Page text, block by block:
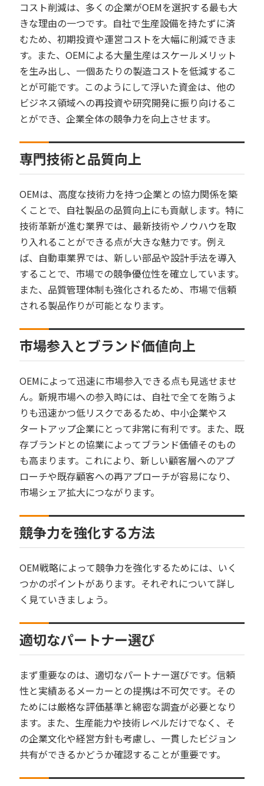
コスト削減は、多くの企業がOEMを選択する最も大
きな理由の一つです。自社で生産設備を持たずに済
むため、初期投資や運営コストを大幅に削減できま
す。また、OEMによる大量生産はスケールメリット
を生み出し、一個あたりの製造コストを低減するこ
とが可能です。このようにして浮いた資金は、他の
ビジネス領域への再投資や研究開発に振り向けるこ
とができ、企業全体の競争力を向上させます。
専門技術と品質向上
OEMは、高度な技術力を持つ企業との協力関係を築
くことで、自社製品の品質向上にも貢献します。特に
技術革新が進む業界では、最新技術やノウハウを取
り入れることができる点が大きな魅力です。例え
ば、自動車業界では、新しい部品や設計手法を導入
することで、市場での競争優位性を確立しています。
また、品質管理体制も強化されるため、市場で信頼
される製品作りが可能となります。
市場参入とブランド価値向上
OEMによって迅速に市場参入できる点も見逃せませ
ん。新規市場への参入時には、自社で全てを賄うよ
りも迅速かつ低リスクであるため、中小企業やス
タートアップ企業にとって非常に有利です。また、既
存ブランドとの協業によってブランド価値そのもの
も高まります。これにより、新しい顧客層へのアプ
ローチや既存顧客への再アプローチが容易になり、
市場シェア拡大につながります。
競争力を強化する方法
OEM戦略によって競争力を強化するためには、いく
つかのポイントがあります。それぞれについて詳し
く見ていきましょう。
適切なパートナー選び
まず重要なのは、適切なパートナー選びです。信頼
性と実績あるメーカーとの提携は不可欠です。その
ためには厳格な評価基準と綿密な調査が必要となり
ます。また、生産能力や技術レベルだけでなく、そ
の企業文化や経営方針も考慮し、一貫したビジョン
共有ができるかどうか確認することが重要です。